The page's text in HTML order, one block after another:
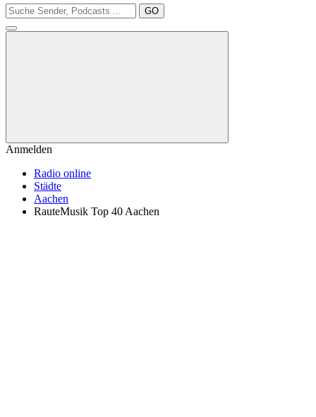
GO
Anmelden
Radio online
Städte
Aachen
RauteMusik Top 40 Aachen